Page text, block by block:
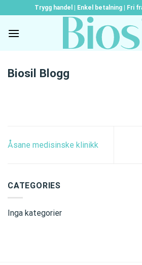
to
content
Trygg handel | Enkel betalning | Fri
Biosil Blogg
Åsane medisinske klinikk
CATEGORIES
Inga kategorier